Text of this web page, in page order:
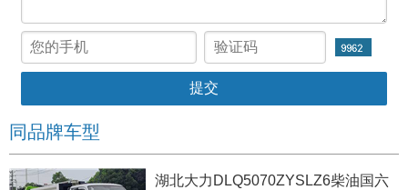
同品牌车型
湖北大力DLQ5070ZYSLZ6柴油国六